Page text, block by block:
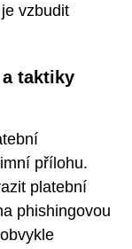
vzbudit
taktiky
přílohu.
platební
phishingovou